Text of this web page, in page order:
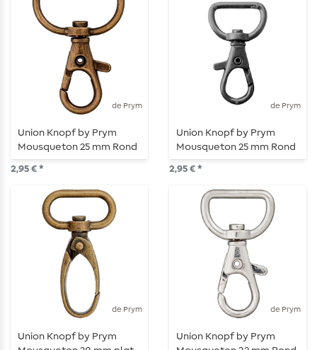
de Prym
Union Knopf by Prym
Mousqueton 25 mm Rond
laiton ancien
2,95 € *
de Prym
Union Knopf by Prym
Mousqueton 25 mm Rond
vieil argent
2,95 € *
de Prym
Union Knopf by Prym
de Prym
Union Knopf by Prym